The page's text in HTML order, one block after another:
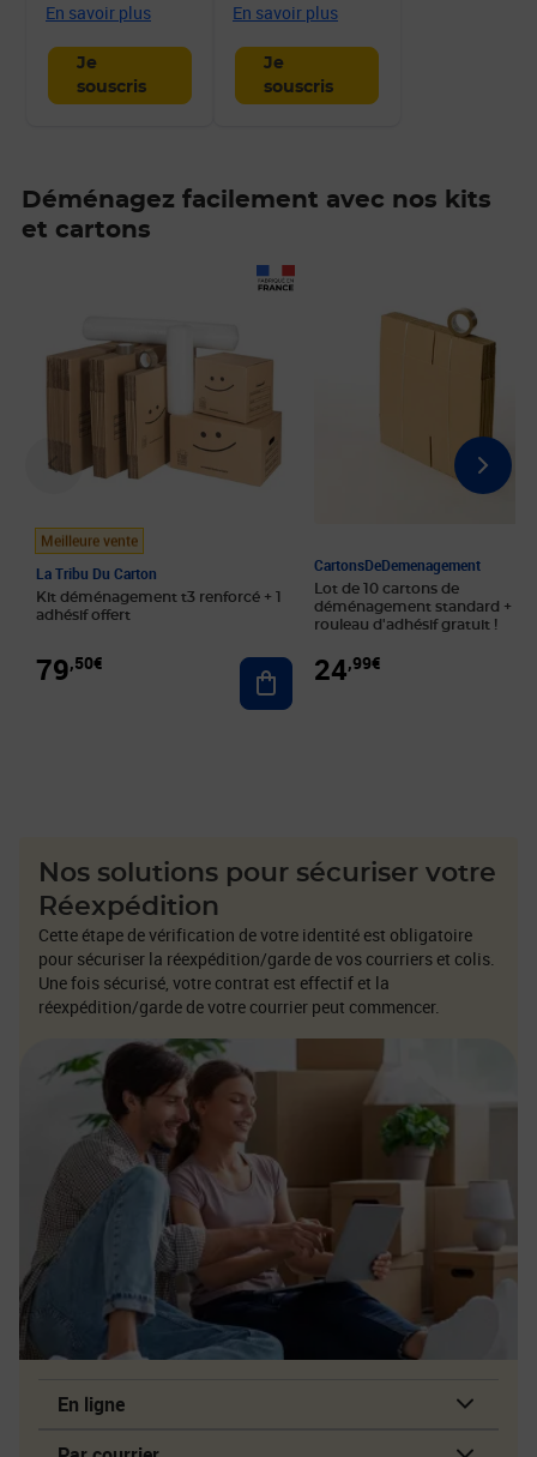
En savoir plus
Je
souscris
En savoir plus
Je
souscris
Déménagez facilement avec nos kits
et cartons
Meilleure vente
La Tribu Du Carton
Kit déménagement t3 renforcé + 1
adhésif offert
79,50€ Ajouter au panier
CartonsDeDemenagement
Lot de 10 cartons de
déménagement standard + 1
rouleau d'adhésif gratuit !
24,99€
Nos solutions pour sécuriser votre
Réexpédition
Cette étape de vérification de votre identité est obligatoire
pour sécuriser la réexpédition/garde de vos courriers et colis.
Une fois sécurisé, votre contrat est effectif et la
réexpédition/garde de votre courrier peut commencer.
En ligne